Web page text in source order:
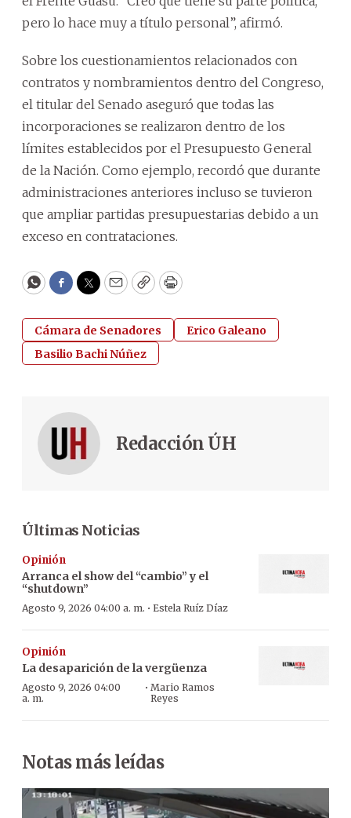
pero lo hace muy a título personal”, afirmó.
Sobre los cuestionamientos relacionados con
contratos y nombramientos dentro del Congreso,
el titular del Senado aseguró que todas las
incorporaciones se realizaron dentro de los
límites establecidos por el Presupuesto General
de la Nación. Como ejemplo, recordó que durante
administraciones anteriores incluso se tuvieron
que ampliar partidas presupuestarias debido a un
exceso en contrataciones.
WhatsApp
Facebook
Twitter
EmailCopyPrint
Cámara de Senadores
Erico Galeano
Basilio Bachi Núñez
Redacción ÚH
Últimas Noticias
Opinión
Arranca el show del “cambio” y el
“shutdown”
Agosto 9, 2026 04:00 a. m. · Estela Ruíz Díaz
Opinión
La desaparición de la vergüenza
Agosto 9, 2026 04:00
a. m.
· Mario Ramos
Reyes
Notas más leídas